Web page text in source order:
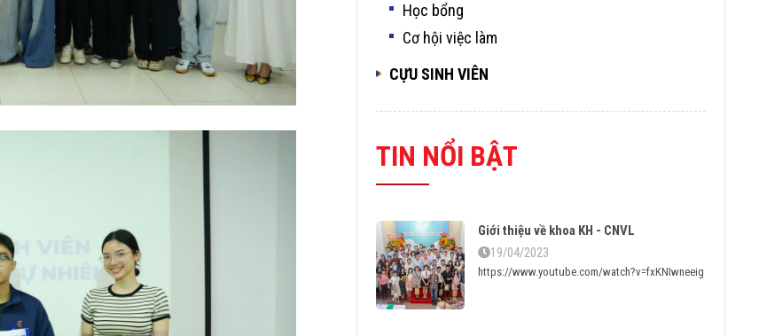
Học bổng
Cơ hội việc làm
CỰU SINH VIÊN
TIN NỔI BẬT
Giới thiệu về khoa KH - CNVL
19/04/2023
https://www.youtube.com/watch?v=fxKNIwneeig